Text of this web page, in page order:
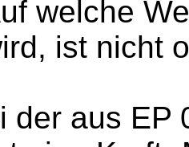
welche
ist nicht
der aus EP